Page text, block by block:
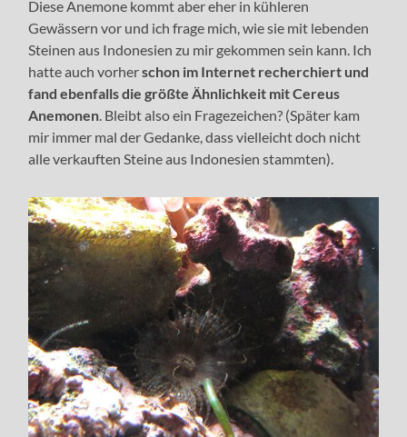
Diese Anemone kommt aber eher in kühleren
Gewässern vor und ich frage mich, wie sie mit lebenden
Steinen aus Indonesien zu mir gekommen sein kann. Ich
hatte auch vorherschon im Internet recherchiert und
fand ebenfalls die größte Ähnlichkeit mit Cereus
Anemonen . Bleibt also ein Fragezeichen? (Später kam
mir immer mal der Gedanke, dass vielleicht doch nicht
alle verkauften Steine aus Indonesien stammten).